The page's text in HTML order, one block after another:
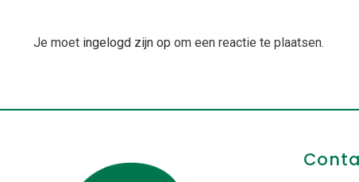
Je moet ingelogd zijn op om een reactie te plaatsen.